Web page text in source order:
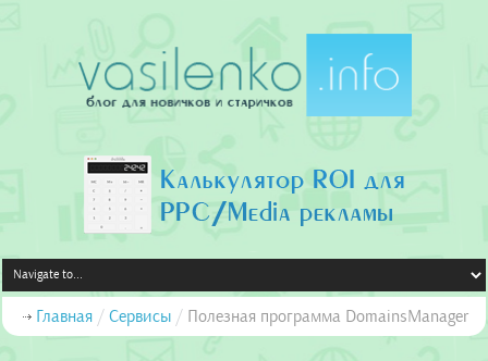
Главная / Сервисы / Полезная программа DomainsManager